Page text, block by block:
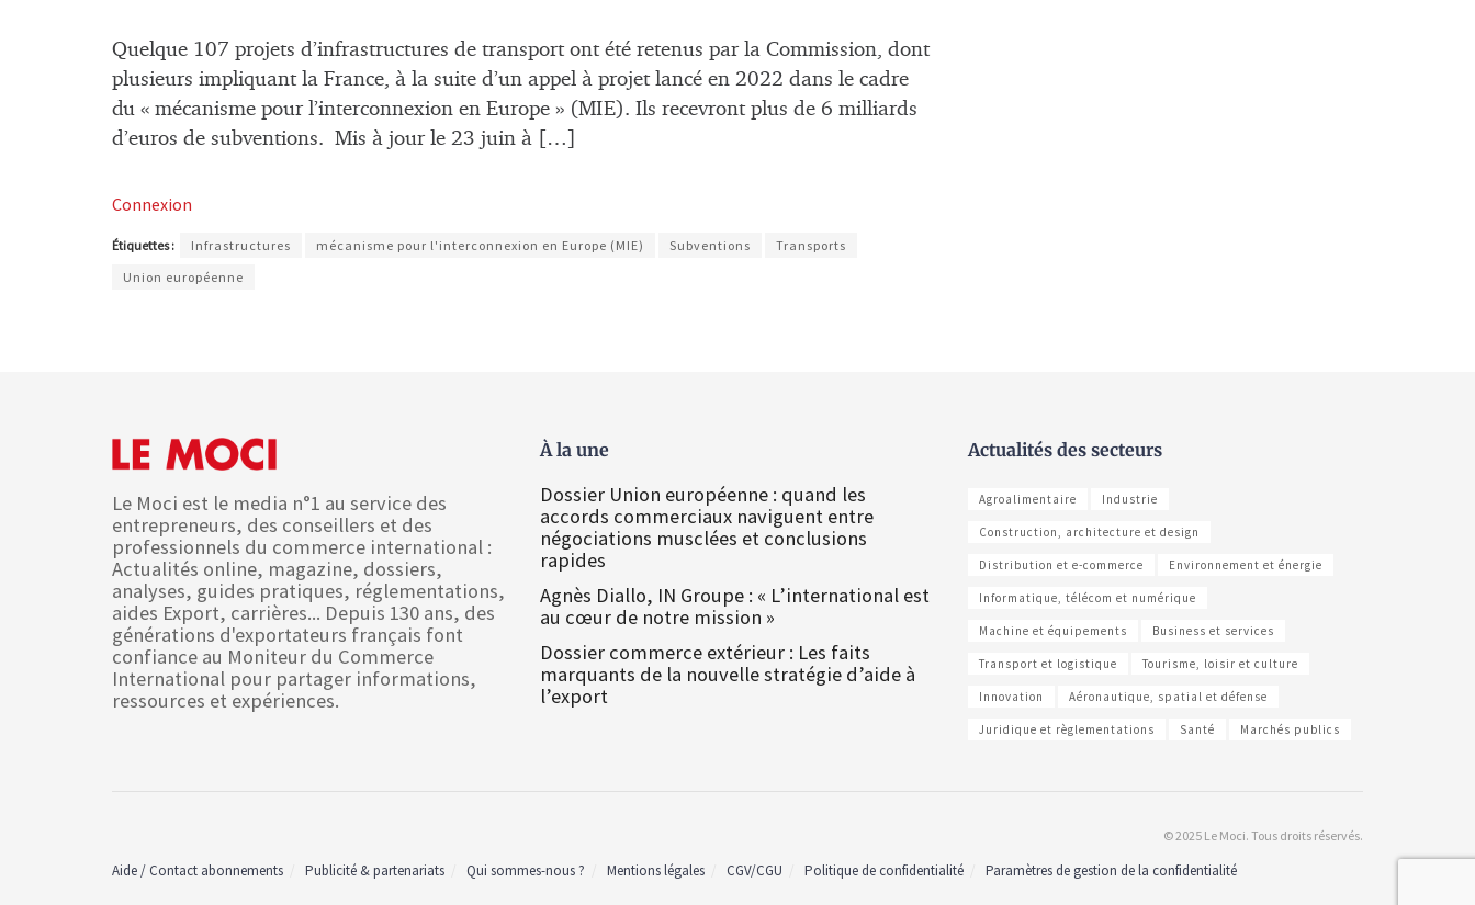
Quelque 107 projets d’infrastructures de transport ont été retenus par la Commission, dont
plusieurs impliquant la France, à la suite d’un appel à projet lancé en 2022 dans le cadre
du « mécanisme pour l’interconnexion en Europe » (MIE). Ils recevront plus de 6 milliards
d’euros de subventions. Mis à jour le 23 juin à […]
Connexion
Étiquettes : Infrastructures mécanisme pour l'interconnexion en Europe (MIE) Subventions
Transports
Union européenne
Le Moci est le media n°1 au service des
entrepreneurs, des conseillers et des
professionnels du commerce international :
Actualités online, magazine, dossiers,
analyses, guides pratiques, réglementations,
aides Export, carrières... Depuis 130 ans, des
générations d'exportateurs français font
confiance au Moniteur du Commerce
International pour partager informations,
ressources et expériences.
À la une
Dossier Union européenne : quand les
accords commerciaux naviguent entre
négociations musclées et conclusions
rapides
Agnès Diallo, IN Groupe : « L’international est
au cœur de notre mission »
Dossier commerce extérieur : Les faits
marquants de la nouvelle stratégie d’aide à
l’export
Actualités des secteurs
Agroalimentaire Industrie
Construction, architecture et design
Distribution et e-commerce Environnement et énergie
Informatique, télécom et numérique
Machine et équipements Business et services
Transport et logistique Tourisme, loisir et culture
Innovation Aéronautique, spatial et défense
Juridique et règlementations Santé Marchés publics
© 2025 Le Moci. Tous droits réservés.
Aide / Contact abonnements Publicité & partenariats Qui sommes-nous ? Mentions légales CGV/CGU Politique de confidentialité Paramètres de gestion de la confidentialité